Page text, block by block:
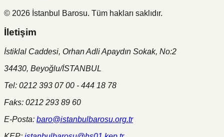
© 2026 İstanbul Barosu. Tüm hakları saklıdır.
İletişim
İstiklal Caddesi, Orhan Adli Apaydın Sokak, No:2
34430, Beyoğlu/İSTANBUL
Tel: 0212 393 07 00 - 444 18 78
Faks: 0212 293 89 60
E-Posta: baro@istanbulbarosu.org.tr